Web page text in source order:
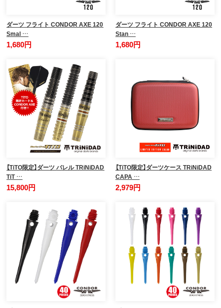
ダーツ フライト CONDOR AXE 120
Smal …
1,680円
ダーツ フライト CONDOR AXE 120
Stan …
1,680円
【TiTO限定】ダーツ バレル TRiNiDAD
TiT …
15,800円
【TiTO限定】ダーツケース TRiNiDAD
CAPA …
2,979円